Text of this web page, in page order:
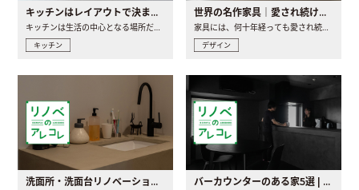
キッチンはレイアウトで決まる。後悔しないための考え方と選び方
キッチンは生活の中心となる場所だからこそ、家の中のどこに置..
キッチン
世界の名作家具｜愛され続ける理由と一生モノとの出会い方
家具には、何十年経っても愛され続ける「名作」と呼ばれるもの..
デザイン
洗面所・洗面台リノベーションの事例と間取りアイデア バーカウンターのある家5選 | 日常に馴染む“距離の近い”キッチンとは